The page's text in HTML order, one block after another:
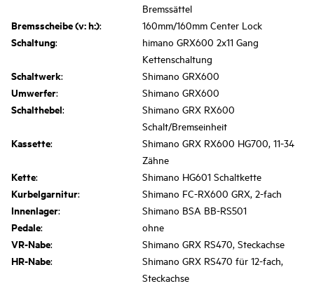
Bremssättel
Bremsscheibe (v: h:): 160mm/160mm Center Lock
Schaltung:
himano GRX600 2x11 Gang
Kettenschaltung
Schaltwerk: Shimano GRX600
Umwerfer: Shimano GRX600
Schalthebel:
Shimano GRX RX600
Schalt/Bremseinheit
Kassette:
Shimano GRX RX600 HG700, 11-34
Zähne
Kette: Shimano HG601 Schaltkette
Kurbelgarnitur: Shimano FC-RX600 GRX, 2-fach
Innenlager: Shimano BSA BB-RS501
Pedale: ohne
VR-Nabe: Shimano GRX RS470, Steckachse
HR-Nabe:
Shimano GRX RS470 für 12-fach,
Steckachse